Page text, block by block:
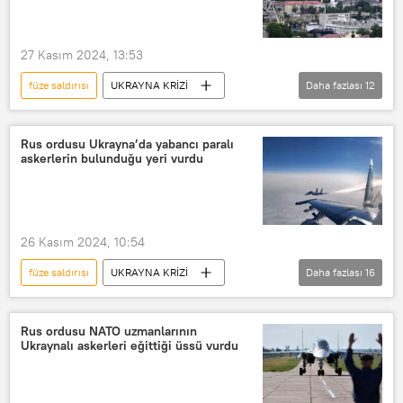
27 Kasım 2024, 13:53
füze saldırısı
UKRAYNA KRİZİ
Rusya
Rusya Savunma Bakanlığı
Rusya Silahlı Kuvvetleri
Rus ordusu
hava savunma
Ukrayna ordusu
İnsansız Hava Aracı (İHA)
İHA
Füze
Daha fazlası 12
Rus ordusu Ukrayna’da yabancı paralı
askerlerin bulunduğu yeri vurdu
26 Kasım 2024, 10:54
füze saldırısı
UKRAYNA KRİZİ
Rusya
Rusya Silahlı Kuvvetleri
Rus ordusu
Ukrayna
Ukrayna ordusu
Yabancı militan
Daha fazlası 16
Rus ordusu NATO uzmanlarının
Ukraynalı askerleri eğittiği üssü vurdu